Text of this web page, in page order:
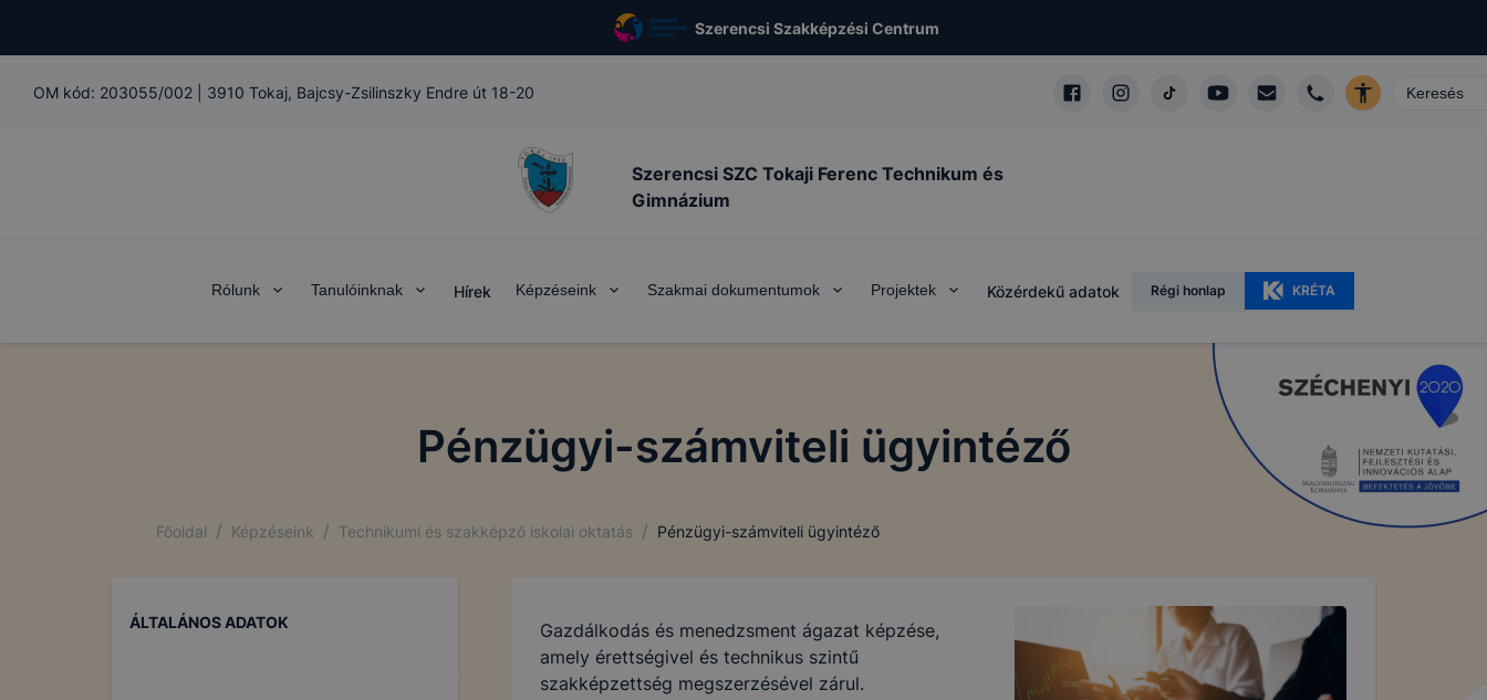
Szerencsi Szakképzési Centrum
OM kód: 203055/002 3910 Tokaj, Bajcsy-Zsilinszky Endre út 18-20
Szerencsi SZC Tokaji Ferenc Technikum és
Gimnázium
Rólunk Tanulóinknak Hírek Képzéseink Szakmai dokumentumok Projektek Közérdekű adatok Régi honlap KRÉTA
Pénzügyi-számviteli ügyintéző
Főoldal / Képzéseink / Technikumi és szakképző iskolai oktatás / Pénzügyi-számviteli ügyintéző
ÁLTALÁNOS ADATOK
Gazdálkodás és menedzsment ágazat képzése,
amely érettségivel és technikus szintű
szakképzettség megszerzésével zárul.